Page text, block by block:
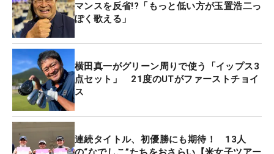
マンスを反省!?「もっと低い方が玉置浩二っ
ぽく歌える」
横田真一がグリーン周りで使う「イップス3
点セット」 21度のUTがファーストチョイ
ス
連続タイトル、初優勝にも期待！ 13人